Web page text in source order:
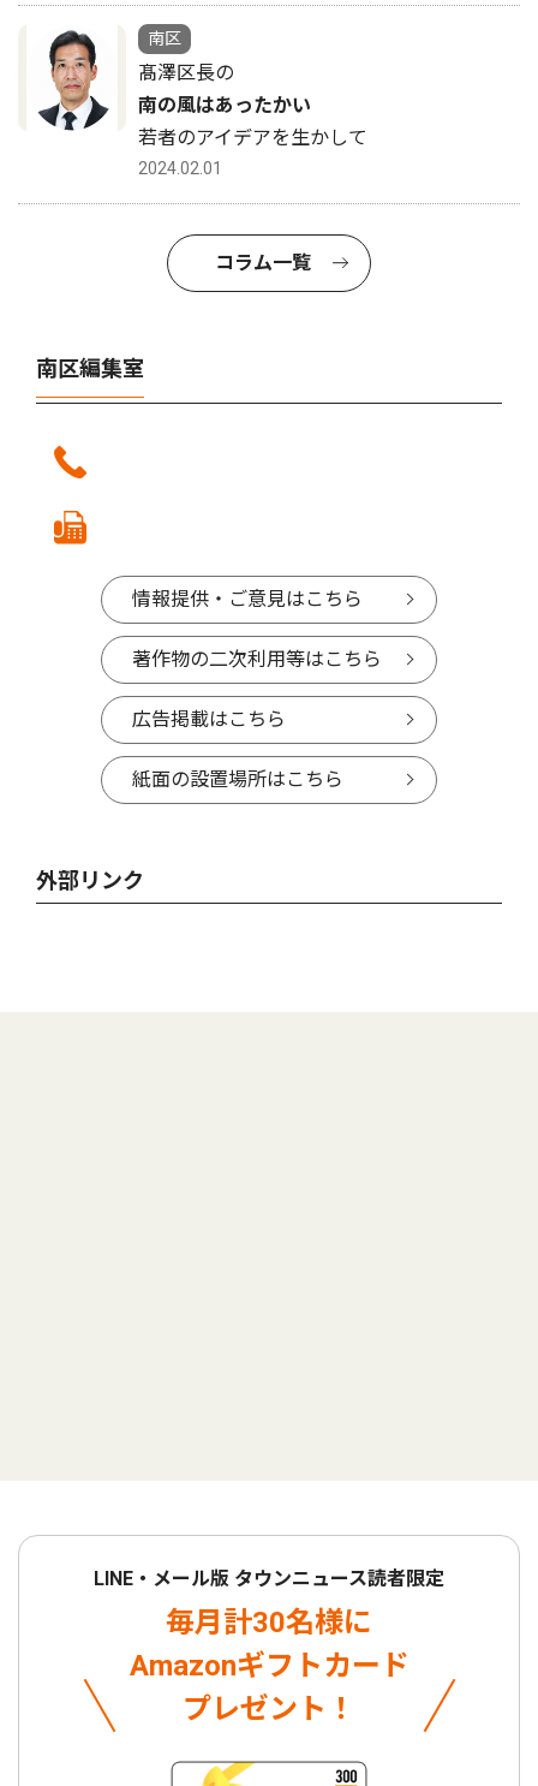
南区
髙澤区長の
南の風はあったかい
若者のアイデアを生かして
2024.02.01
コラム一覧
南区編集室
情報提供・ご意見はこちら
著作物の二次利用等はこちら
広告掲載はこちら
紙面の設置場所はこちら
外部リンク
LINE・メール版 タウンニュース読者限定
毎月計30名様に
Amazonギフトカード
プレゼント！